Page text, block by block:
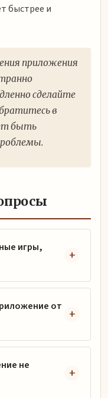
быстрее и
приложения
сделайте
в
быть
игры,
от
не